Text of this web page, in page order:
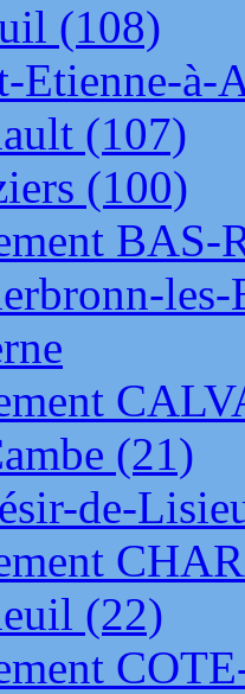
(108)
Etienne-à-
(107)
(100)
BAS-
(21)
de-
(22)